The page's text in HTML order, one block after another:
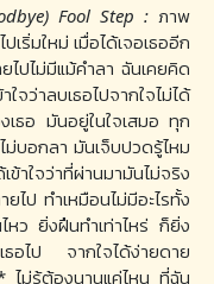
Fool Step : ภาพ
ริ่มใหม่ เมื่อได้เจอเธออีก
ปไม่มีแม้คำลา ฉันเคยคิด
จว่าลบเธอไปจากใจไม่ได้
เธอ มันอยู่ในใจเสมอ ทุก
ม่บอกลา มันเจ็บปวดรู้ไหม
ใจว่าที่ผ่านมามันไม่จริง
ไป ทำเหมือนไม่มีอะไรทั้ง
ว ยิ่งฝืนทำเท่าไหร่ ก็ยิ่ง
ธอไป จากใจได้ง่ายดาย
* ไม่รู้ต้องนานแค่ไหน ที่ฉัน